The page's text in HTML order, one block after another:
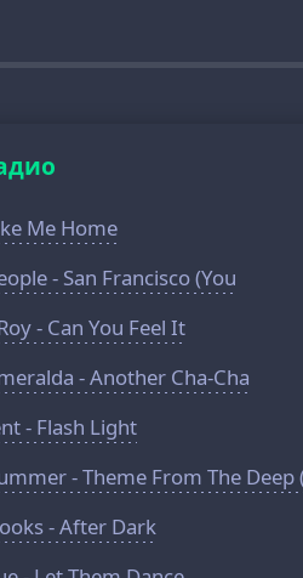
Me Home
- San Francisco (You
- Can You Feel It
- Another Cha-Cha
- Flash Light
- Theme From The
- After Dark